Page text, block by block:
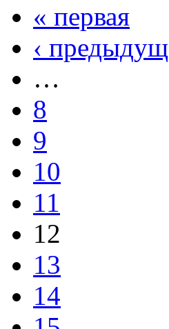
« первая
‹
…
8
9
10
11
12
13
14